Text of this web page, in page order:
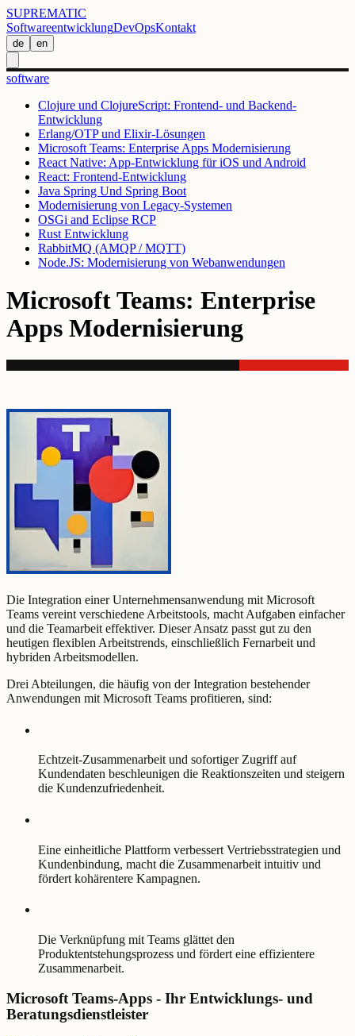
SUPREMATIC
SoftwareentwicklungDevOpsKontakt
de en
software
Clojure und ClojureScript: Frontend- und Backend-
Entwicklung
Erlang/OTP und Elixir-Lösungen
Microsoft Teams: Enterprise Apps Modernisierung
React Native: App-Entwicklung für iOS und Android
React: Frontend-Entwicklung
Java Spring Und Spring Boot
Modernisierung von Legacy-Systemen
OSGi and Eclipse RCP
Rust Entwicklung
RabbitMQ (AMQP / MQTT)
Node.JS: Modernisierung von Webanwendungen
Microsoft Teams: Enterprise
Apps Modernisierung
Die Integration einer Unternehmensanwendung mit Microsoft
Teams vereint verschiedene Arbeitstools, macht Aufgaben einfacher
und die Teamarbeit effektiver. Dieser Ansatz passt gut zu den
heutigen flexiblen Arbeitstrends, einschließlich Fernarbeit und
hybriden Arbeitsmodellen.
Drei Abteilungen, die häufig von der Integration bestehender
Anwendungen mit Microsoft Teams profitieren, sind:
Echtzeit-Zusammenarbeit und sofortiger Zugriff auf
Kundendaten beschleunigen die Reaktionszeiten und steigern
die Kundenzufriedenheit.
Eine einheitliche Plattform verbessert Vertriebsstrategien und
Kundenbindung, macht die Zusammenarbeit intuitiv und
fördert kohärentere Kampagnen.
Die Verknüpfung mit Teams glättet den
Produktentstehungsprozess und fördert eine effizientere
Zusammenarbeit.
Microsoft Teams-Apps - Ihr Entwicklungs- und
Beratungsdienstleister